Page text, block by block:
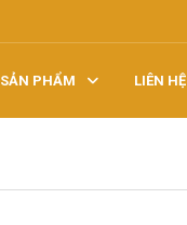
SẢN PHẨM LIÊN HỆ